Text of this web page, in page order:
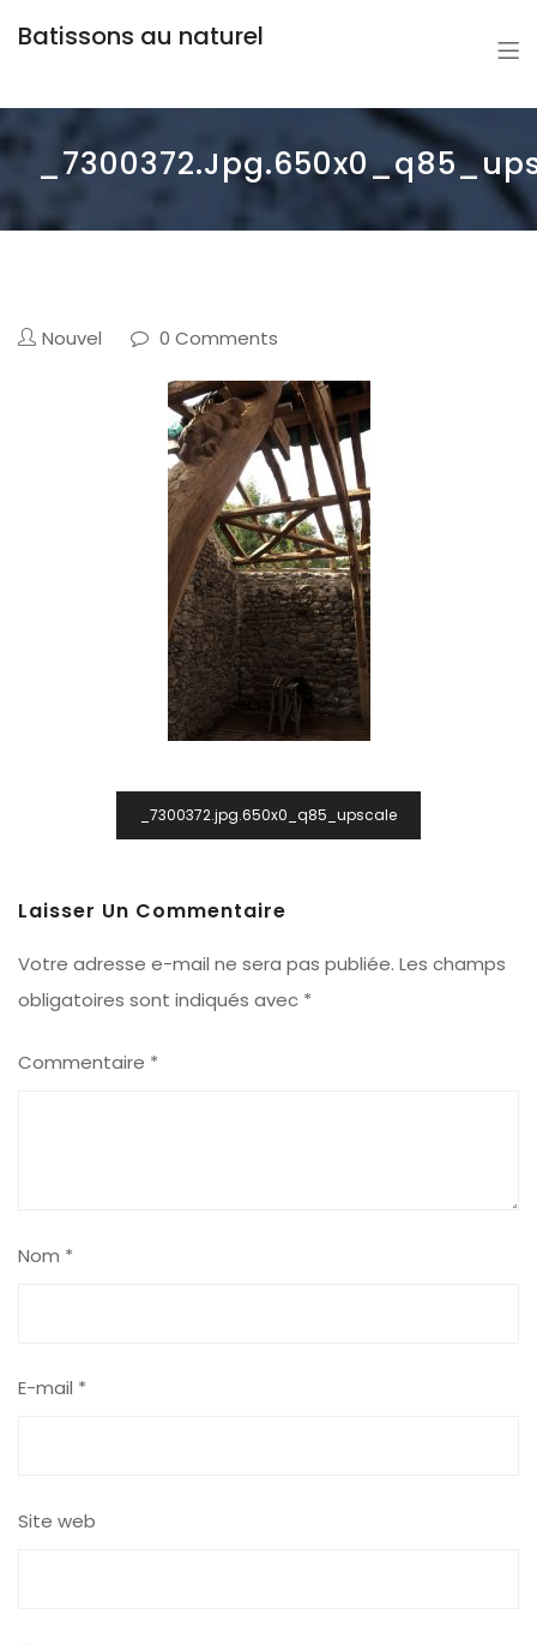
Batissons au naturel
Nouvel 0 Comments
Navigation_7300372.jpg.650x0_q85_upscale
Laisser Un Commentaire
Votre adresse e-mail ne sera pas publiée. Les champs
obligatoires sont indiqués avec *
Commentaire *
Nom *
E-mail *
Site web